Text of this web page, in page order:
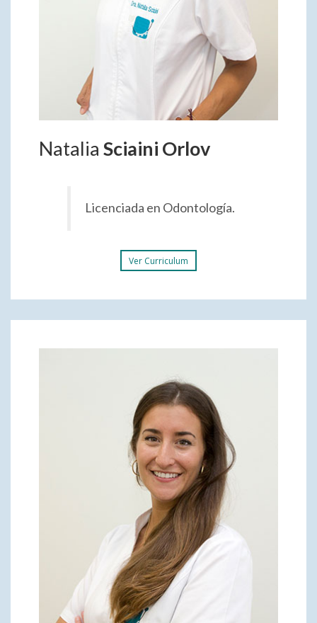
Natalia Sciaini Orlov
Licenciada en Odontología.
Ver Curriculum